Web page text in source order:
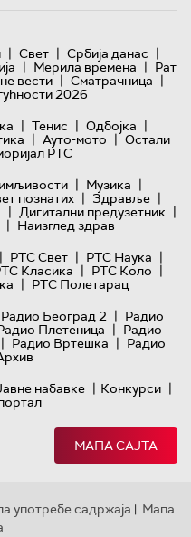
| Свет | Србија данас |
| Мерила времена | Рат
вести | Сматрачница |
2026
| Тенис | Одбојка |
| Ауто-мото | Остали
РТС
| Музика |
познатих | Здравље |
| Дигитални предузетник |
| Наизглед здрав
| РТС Свет | РТС Наука |
Класика | РТС Коло |
| РТС Полетарац
Радио Београд 2 | Радио
Плетеница | Радио
| Радио Вртешка | Радио
набавке | Конкурси |
МАПА САЈТА
употребе садржаја | Мапа